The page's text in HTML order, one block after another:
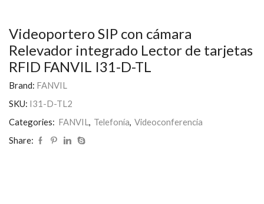
Videoportero SIP con cámara
Relevador integrado Lector de tarjetas
RFID FANVIL I31-D-TL
Brand: FANVIL
SKU: I31-D-TL2
Categories: FANVIL, Telefonía, Videoconferencia
Share: